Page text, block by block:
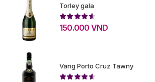
Torley gala
150.000 VND
Vang Porto Cruz Tawny